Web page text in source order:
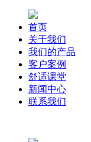
首页
关于我们
我们的产品
客户案例
舒适课堂
新闻中心
联系我们